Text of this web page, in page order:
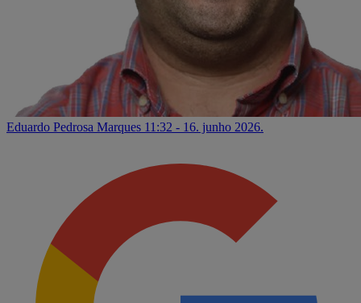
Eduardo Pedrosa Marques 11:32 - 16. junho 2026.